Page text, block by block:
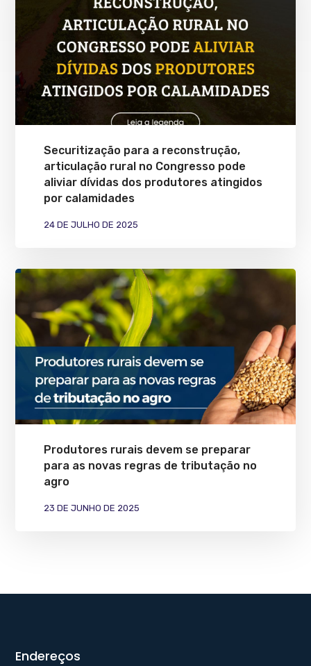
Securitização para a reconstrução,
articulação rural no Congresso pode
aliviar dívidas dos produtores atingidos
por calamidades
24 DE JULHO DE 2025
Produtores rurais devem se preparar
para as novas regras de tributação no
agro
23 DE JUNHO DE 2025
Endereços